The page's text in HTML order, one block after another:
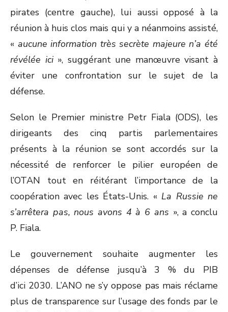
pirates (centre gauche), lui aussi opposé à la
réunion à huis clos mais qui y a néanmoins assisté,
« aucune information très secrète majeure n’a été
révélée ici», suggérant une manœuvre visant à
éviter une confrontation sur le sujet de la
défense.
Selon le Premier ministre Petr Fiala (ODS), les
dirigeants des cinq partis parlementaires
présents à la réunion se sont accordés sur la
nécessité de renforcer le pilier européen de
l’OTAN tout en réitérant l’importance de la
coopération avec les États-Unis. « La Russie ne
s’arrêtera pas, nous avons 4 à 6 ans », a conclu
P. Fiala.
Le gouvernement souhaite augmenter les
dépenses de défense jusqu’à 3 % du PIB
d’ici 2030. L’ANO ne s’y oppose pas mais réclame
plus de transparence sur l’usage des fonds par le